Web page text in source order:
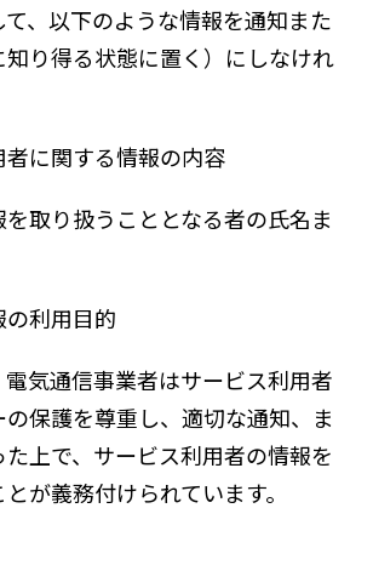
、以下のような情報を通知また
知り得る状態に置く）にしなけれ
者に関する情報の内容
を取り扱うこととなる者の氏名ま
の利用目的
気通信事業者はサービス利用者
保護を尊重し、適切な通知、ま
上で、サービス利用者の情報を
が義務付けられています。